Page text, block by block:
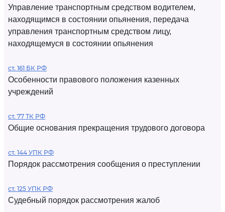
Управление транспортным средством водителем,
находящимся в состоянии опьянения, передача
управления транспортным средством лицу,
находящемуся в состоянии опьянения
ст. 161 БК РФ
Особенности правового положения казенных
учреждений
ст. 77 ТК РФ
Общие основания прекращения трудового договора
ст. 144 УПК РФ
Порядок рассмотрения сообщения о преступлении
ст. 125 УПК РФ
Судебный порядок рассмотрения жалоб